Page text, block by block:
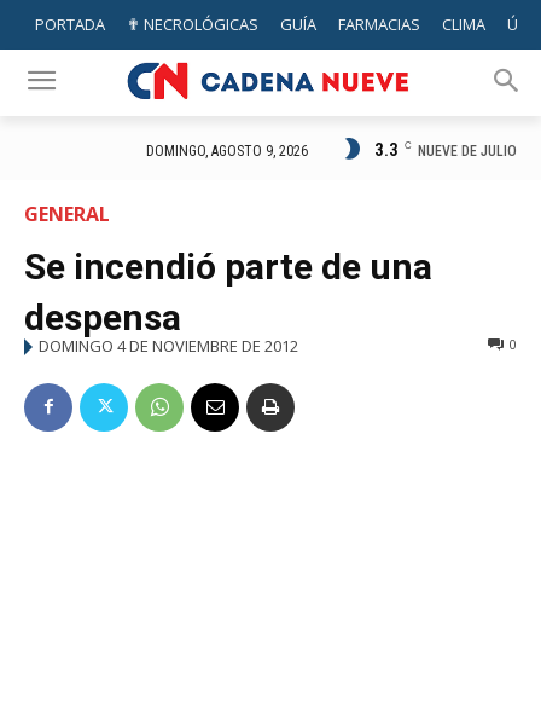
PORTADA ✟ NECROLÓGICAS GUÍA FARMACIAS CLIMA
DOMINGO, AGOSTO 9, 2026 3.3 C NUEVE DE JULIO
GENERAL
Se incendió parte de una
despensa
DOMINGO 4 DE NOVIEMBRE DE 2012 0